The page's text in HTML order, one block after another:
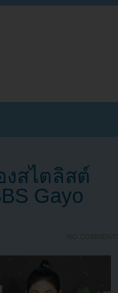
สไตลิสต์
Gayo
NO COMMENTS